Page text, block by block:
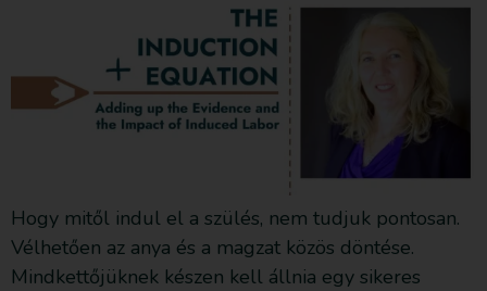
Hogy mitől indul el a szülés, nem tudjuk pontosan.
Vélhetően az anya és a magzat közös döntése.
Mindkettőjüknek készen kell állnia egy sikeres